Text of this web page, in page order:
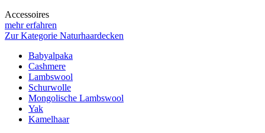
Accessoires
mehr erfahren
Zur Kategorie Naturhaardecken
Babyalpaka
Cashmere
Lambswool
Schurwolle
Mongolische Lambswool
Yak
Kamelhaar